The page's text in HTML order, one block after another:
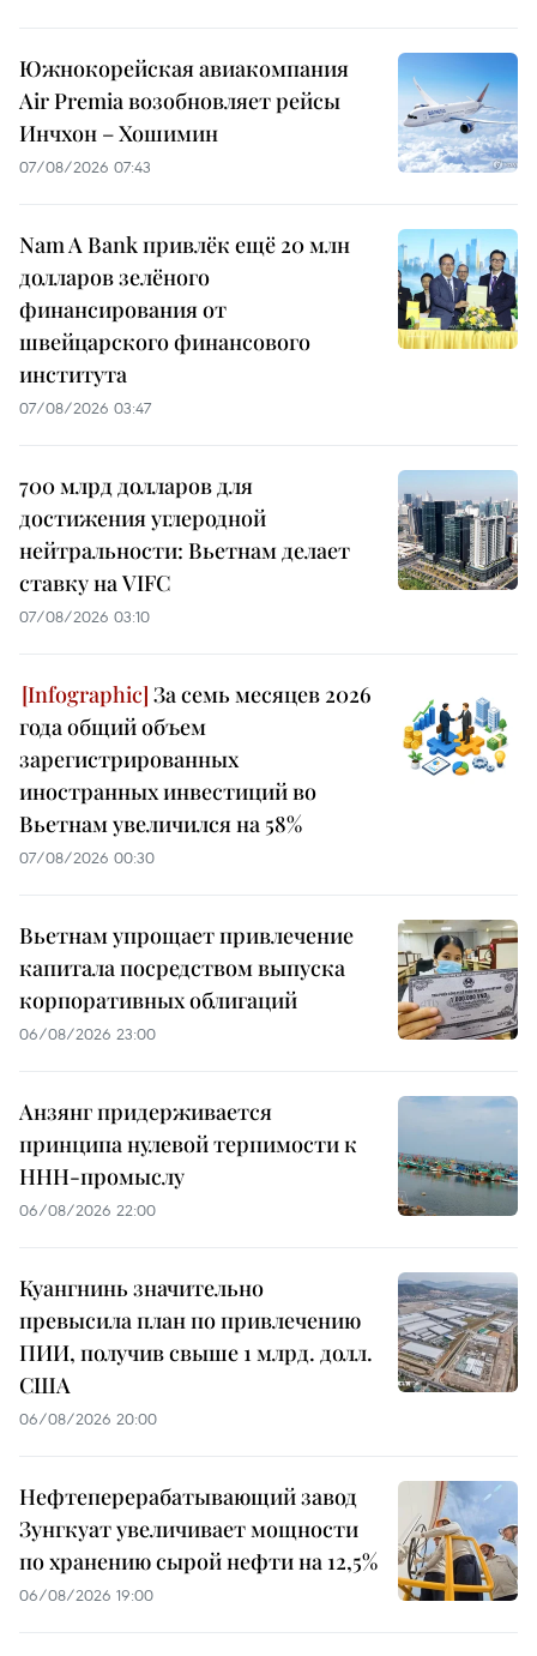
Южнокорейская авиакомпания
Air Premia возобновляет рейсы
Инчхон – Хошимин
07/08/2026 07:43
Nam A Bank привлёк ещё 20 млн
долларов зелёного
финансирования от
швейцарского финансового
института
07/08/2026 03:47
700 млрд долларов для
достижения углеродной
нейтральности: Вьетнам делает
ставку на VIFC
07/08/2026 03:10
За семь месяцев 2026
года общий объем
зарегистрированных
иностранных инвестиций во
Вьетнам увеличился на 58%
07/08/2026 00:30
Вьетнам упрощает привлечение
капитала посредством выпуска
корпоративных облигаций
06/08/2026 23:00
Анзянг придерживается
принципа нулевой терпимости к
ННН-промыслу
06/08/2026 22:00
Куангнинь значительно
превысила план по привлечению
ПИИ, получив свыше 1 млрд. долл.
США
06/08/2026 20:00
Нефтеперерабатывающий завод
Зунгкуат увеличивает мощности
по хранению сырой нефти на 12,5%
06/08/2026 19:00